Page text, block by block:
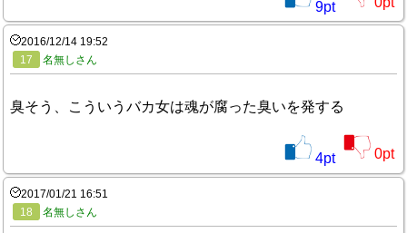
9pt
2016/12/14 19:52
17
名無しさん
臭そう、こういうバカ女は魂が腐った臭いを発する
4pt 0pt
2017/01/21 16:51
18
名無しさん